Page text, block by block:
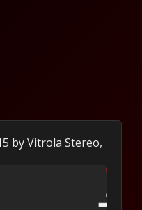
by Vitrola Stereo,